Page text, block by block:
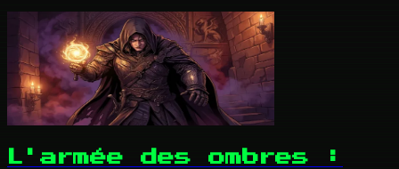
L'armée des ombres :